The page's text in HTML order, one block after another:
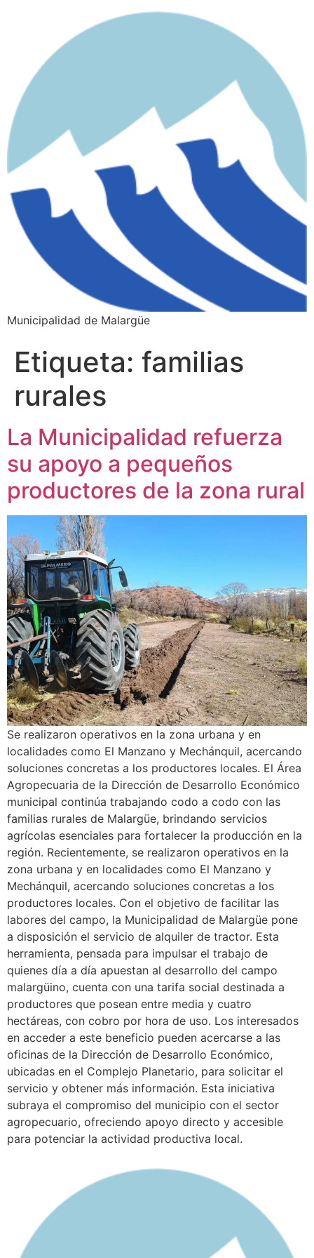
Municipalidad de Malargüe
Etiqueta: familias
rurales
La Municipalidad refuerza
su apoyo a pequeños
productores de la zona rural
Se realizaron operativos en la zona urbana y en
localidades como El Manzano y Mechánquil, acercando
soluciones concretas a los productores locales. El Área
Agropecuaria de la Dirección de Desarrollo Económico
municipal continúa trabajando codo a codo con las
familias rurales de Malargüe, brindando servicios
agrícolas esenciales para fortalecer la producción en la
región. Recientemente, se realizaron operativos en la
zona urbana y en localidades como El Manzano y
Mechánquil, acercando soluciones concretas a los
productores locales. Con el objetivo de facilitar las
labores del campo, la Municipalidad de Malargüe pone
a disposición el servicio de alquiler de tractor. Esta
herramienta, pensada para impulsar el trabajo de
quienes día a día apuestan al desarrollo del campo
malargüino, cuenta con una tarifa social destinada a
productores que posean entre media y cuatro
hectáreas, con cobro por hora de uso. Los interesados
en acceder a este beneficio pueden acercarse a las
oficinas de la Dirección de Desarrollo Económico,
ubicadas en el Complejo Planetario, para solicitar el
servicio y obtener más información. Esta iniciativa
subraya el compromiso del municipio con el sector
agropecuario, ofreciendo apoyo directo y accesible
para potenciar la actividad productiva local.